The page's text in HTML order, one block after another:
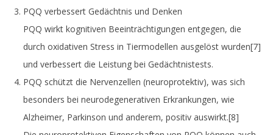
PQQ verbessert Gedächtnis und Denken
PQQ wirkt kognitiven Beeinträchtigungen entgegen, die
durch oxidativen Stress in Tiermodellen ausgelöst wurden[7]
und verbessert die Leistung bei Gedächtnistests.
PQQ schützt die Nervenzellen (neuroprotektiv), was sich
besonders bei neurodegenerativen Erkrankungen, wie
Alzheimer, Parkinson und anderem, positiv auswirkt.[8]